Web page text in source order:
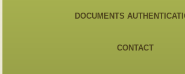
DOCUMENTS
CONTACT